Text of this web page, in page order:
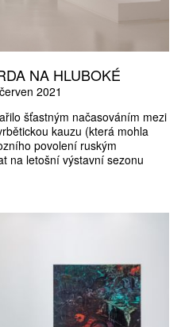
NA HLUBOKÉ
červen 2021
šťastným načasováním mezi
kauzu (která mohla
povolení ruským
na letošní výstavní sezonu